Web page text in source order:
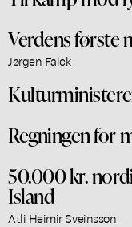
Verdens første
Jørgen Falck
Regningen for
50.000 kr.
Island
Atli Heimir Sveinsson